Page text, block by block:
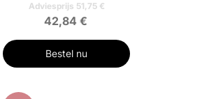
Adviesprijs 51,75 €
42,84 €
Bestel nu